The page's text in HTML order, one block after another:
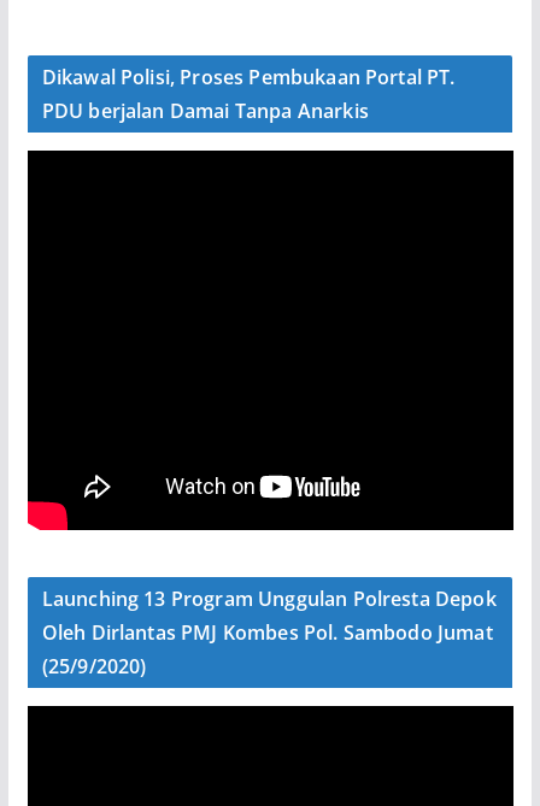
Dikawal Polisi, Proses Pembukaan Portal PT.
PDU berjalan Damai Tanpa Anarkis
Launching 13 Program Unggulan Polresta Depok
Oleh Dirlantas PMJ Kombes Pol. Sambodo Jumat
(25/9/2020)